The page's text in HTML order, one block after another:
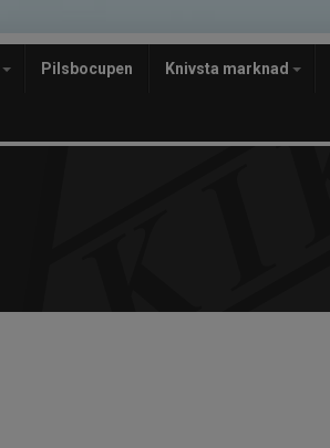
Pilsbocupen Knivsta marknad